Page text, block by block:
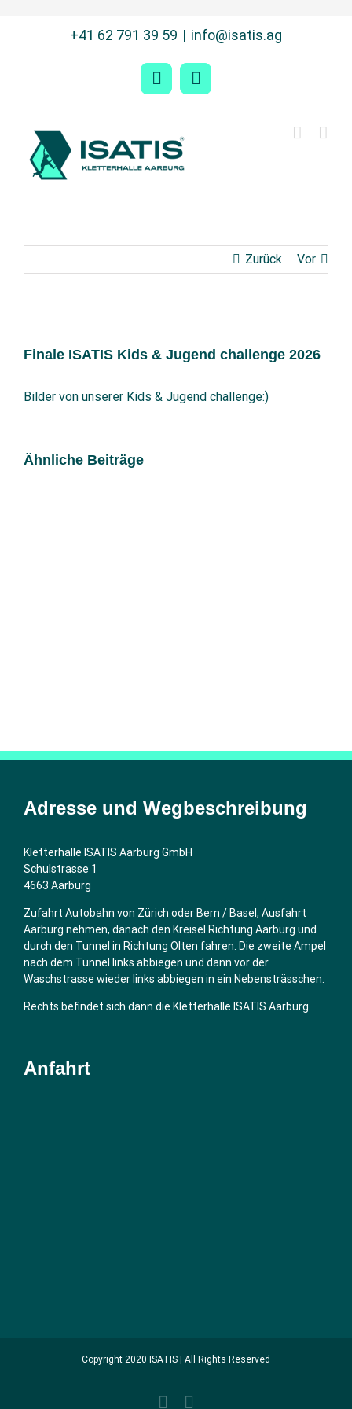
+41 62 791 39 59 | info@isatis.ag
Facebook
Zurück Vor
grösseres
Finale ISATIS Kids & Jugend challenge 2026
Bilder von unserer Kids & Jugend challenge:)
Ähnliche Beiträge
Adresse und Wegbeschreibung
Kletterhalle ISATIS Aarburg GmbH
Schulstrasse 1
4663 Aarburg
Zufahrt Autobahn von Zürich oder Bern / Basel, Ausfahrt
Aarburg nehmen, danach den Kreisel Richtung Aarburg und
durch den Tunnel in Richtung Olten fahren. Die zweite Ampel
nach dem Tunnel links abbiegen und dann vor der
Waschstrasse wieder links abbiegen in ein Nebensträsschen.
Rechts befindet sich dann die Kletterhalle ISATIS Aarburg.
Anfahrt
Copyright 2020 ISATIS | All Rights Reserved
Facebook